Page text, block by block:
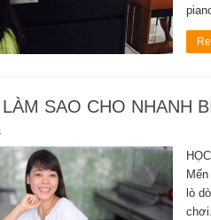
SAO CHO NHANH
lò